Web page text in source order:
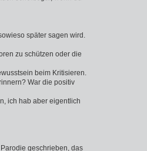
später sagen wird.
zu schützen oder die
beim Kritisieren.
War die positiv
ich hab aber eigentlich
geschrieben, das